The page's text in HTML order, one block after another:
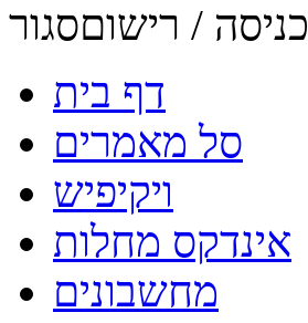
כניסה / רישוםסגור
דף בית
סל מאמרים
ויקיפיש
אינדקס מחלות
מחשבונים